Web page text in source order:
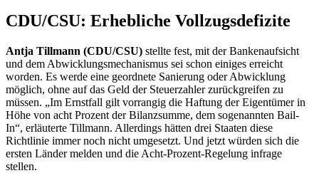
CDU/CSU: Erhebliche Vollzugsdefizite
Antja Tillmann (CDU/CSU) stellte fest, mit der Bankenaufsicht
und dem Abwicklungsmechanismus sei schon einiges erreicht
worden. Es werde eine geordnete Sanierung oder Abwicklung
möglich, ohne auf das Geld der Steuerzahler zurückgreifen zu
müssen. „Im Ernstfall gilt vorrangig die Haftung der Eigentümer in
Höhe von acht Prozent der Bilanzsumme, dem sogenannten Bail-
In“, erläuterte Tillmann. Allerdings hätten drei Staaten diese
Richtlinie immer noch nicht umgesetzt. Und jetzt würden sich die
ersten Länder melden und die Acht-Prozent-Regelung infrage
stellen.